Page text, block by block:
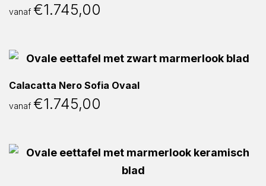
vanaf €1.745,00
Calacatta Nero Sofia Ovaal
vanaf €1.745,00